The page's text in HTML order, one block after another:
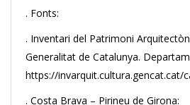
. Fonts:
. Inventari del Patrimoni
Generalitat de Catalunya.
https://invarquit.cultura.gencat.cat/
. Costa Brava – Pirineu de Girona: